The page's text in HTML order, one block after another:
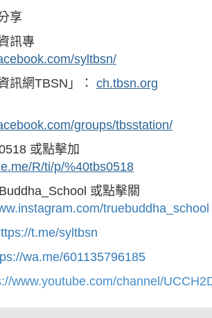
享
訊專
syltbsn/
訊網TBSN」： ch.tbsn.org
groups/tbsstation/
或點擊加
R/ti/p/%40tbs0518
或點擊關
truebuddha_school
t.me/syltbsn
wa.me/601135796185
www.youtube.com/channel/